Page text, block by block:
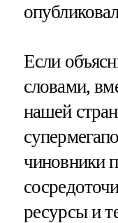
Если
словами,
нашей
чиновники
ресурсы и